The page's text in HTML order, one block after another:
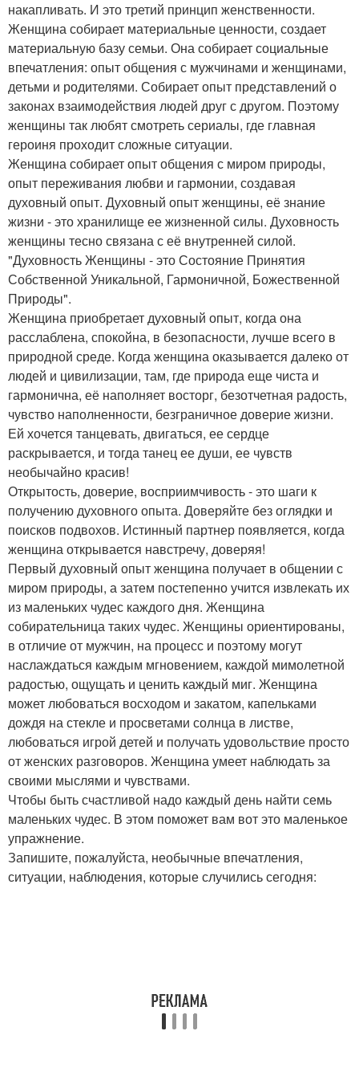
накапливать. И это третий принцип женственности.
Женщина собирает материальные ценности, создает
материальную базу семьи. Она собирает социальные
впечатления: опыт общения с мужчинами и женщинами,
детьми и родителями. Собирает опыт представлений о
законах взаимодействия людей друг с другом. Поэтому
женщины так любят смотреть сериалы, где главная
героиня проходит сложные ситуации.
Женщина собирает опыт общения с миром природы,
опыт переживания любви и гармонии, создавая
духовный опыт. Духовный опыт женщины, её знание
жизни - это хранилище ее жизненной силы. Духовность
женщины тесно связана с её внутренней силой.
"Духовность Женщины - это Состояние Принятия
Собственной Уникальной, Гармоничной, Божественной
Природы".
Женщина приобретает духовный опыт, когда она
расслаблена, спокойна, в безопасности, лучше всего в
природной среде. Когда женщина оказывается далеко от
людей и цивилизации, там, где природа еще чиста и
гармонична, её наполняет восторг, безотчетная радость,
чувство наполненности, безграничное доверие жизни.
Ей хочется танцевать, двигаться, ее сердце
раскрывается, и тогда танец ее души, ее чувств
необычайно красив!
Открытость, доверие, восприимчивость - это шаги к
получению духовного опыта. Доверяйте без оглядки и
поисков подвохов. Истинный партнер появляется, когда
женщина открывается навстречу, доверяя!
Первый духовный опыт женщина получает в общении с
миром природы, а затем постепенно учится извлекать их
из маленьких чудес каждого дня. Женщина
собирательница таких чудес. Женщины ориентированы,
в отличие от мужчин, на процесс и поэтому могут
наслаждаться каждым мгновением, каждой мимолетной
радостью, ощущать и ценить каждый миг. Женщина
может любоваться восходом и закатом, капельками
дождя на стекле и просветами солнца в листве,
любоваться игрой детей и получать удовольствие просто
от женских разговоров. Женщина умеет наблюдать за
своими мыслями и чувствами.
Чтобы быть счастливой надо каждый день найти семь
маленьких чудес. В этом поможет вам вот это маленькое
упражнение.
Запишите, пожалуйста, необычные впечатления,
ситуации, наблюдения, которые случились сегодня: